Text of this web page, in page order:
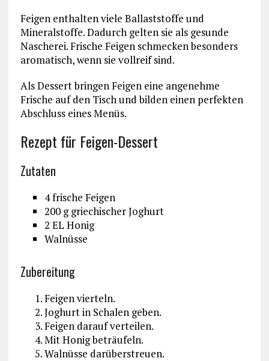
Feigen enthalten viele Ballaststoffe und
Mineralstoffe. Dadurch gelten sie als gesunde
Nascherei. Frische Feigen schmecken besonders
aromatisch, wenn sie vollreif sind.
Als Dessert bringen Feigen eine angenehme
Frische auf den Tisch und bilden einen perfekten
Abschluss eines Menüs.
Rezept für Feigen-Dessert
Zutaten
4 frische Feigen
200 g griechischer Joghurt
2 EL Honig
Walnüsse
Zubereitung
Feigen vierteln.
Joghurt in Schalen geben.
Feigen darauf verteilen.
Mit Honig beträufeln.
Walnüsse darüberstreuen.